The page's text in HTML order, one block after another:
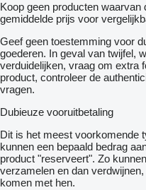
Koop geen producten
gemiddelde prijs voor
Geef geen toestemming voor
goederen. In geval van twijfel,
verduidelijken, vraag om extra
product, controleer de
vragen.
Dubieuze vooruitbetaling
Dit is het meest voorkomende
kunnen een bepaald bedrag
product "reserveert". Zo
verzamelen en dan
komen met hen.